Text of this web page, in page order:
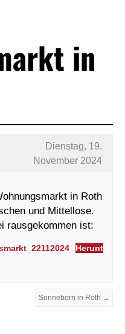
in
Dienstag, 19.
November 2024
in Roth
und Mittellose.
rausgekommen ist:
Herunt
Sonneborn in Roth →